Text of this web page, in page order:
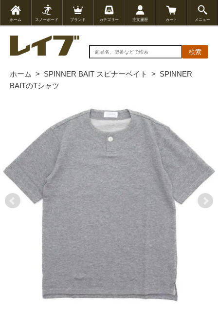
ホーム スノーボード ブランド カテゴリー 注文履歴 カート メニュー
検索
ホーム > SPINNER BAIT スピナーベイト > SPINNER
BAITのTシャツ